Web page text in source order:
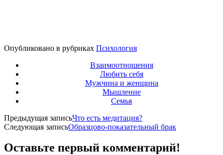
Опубликовано в рубриках Психология
Взаимоотношения
Любить себя
Мужчина и женщина
Мышление
Семья
Предыдущая записьЧто есть медитация?
Следующая записьОбразцово-показательный брак
Оставьте первый комментарий!